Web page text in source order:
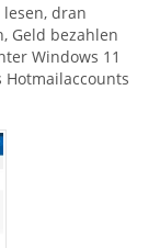
dran
Geld bezahlen
Windows 11